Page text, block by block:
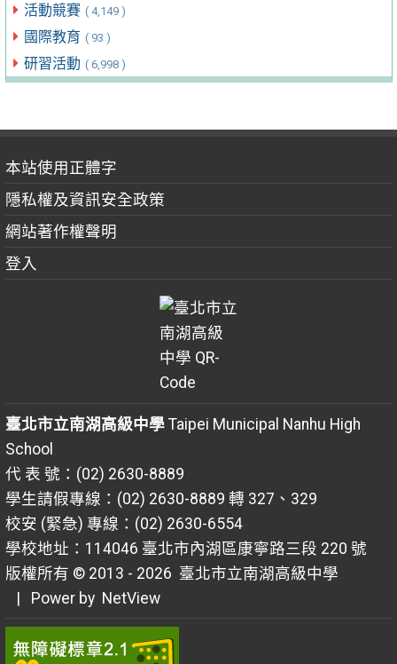
活動競賽 ( 4,149 )
國際教育 ( 93 )
研習活動 ( 6,998 )
本站使用正體字
隱私權及資訊安全政策
網站著作權聲明
登入
臺北市立南湖高級中學Taipei Municipal Nanhu High
School
代 表 號：(02) 2630-8889
學生請假專線：(02) 2630-8889 轉 327、329
校安 (緊急) 專線：(02) 2630-6554
學校地址：114046 臺北市內湖區康寧路三段 220 號
版權所有 © 2013 - 2026 臺北市立南湖高級中學
| Power by NetView